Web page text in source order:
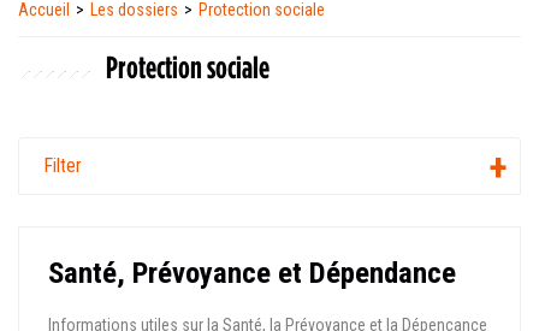
Accueil Les dossiers Protection sociale
Protection sociale
Filter
Santé, Prévoyance et Dépendance
Informations utiles sur la Santé, la Prévoyance et la Dépencance